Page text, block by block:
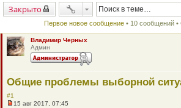
Закрыто
Первое новое сообщение • 10 сообщений •
Владимир Черных
Админ
Общие проблемы выборной
#1
15 авг 2017, 07:45